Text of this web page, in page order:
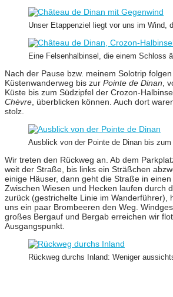
Unser Etappenziel liegt vor uns im Wind,
Eine Felsenhalbinsel, die einem Schloss
Nach der Pause bzw. meinem Solotrip
Küstenwanderweg bis zur Pointe de Dinan,
Küste bis zum Südzipfel der Crozon-
Chèvre, überblicken können. Auch dort
stolz.
Ausblick von der Pointe de Dinan bis
Wir treten den Rückweg an. Ab dem
weit der Straße, bis links ein Sträßchen
einige Häuser, dann geht die Straße in
Zwischen Wiesen und Hecken laufen durch
zurück (gestrichelte Linie im Wanderführer),
uns ein paar Brombeeren den Weg.
großes Bergauf und Bergab erreichen wir
Ausgangspunkt.
Rückweg durchs Inland: Weniger